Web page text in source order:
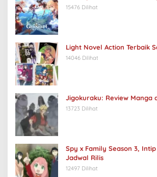
15476 Dilihat
Light Novel Action Terbaik
14046 Dilihat
Jigokuraku: Review Manga
13723 Dilihat
Spy x Family Season 3,
Jadwal Rilis
12497 Dilihat